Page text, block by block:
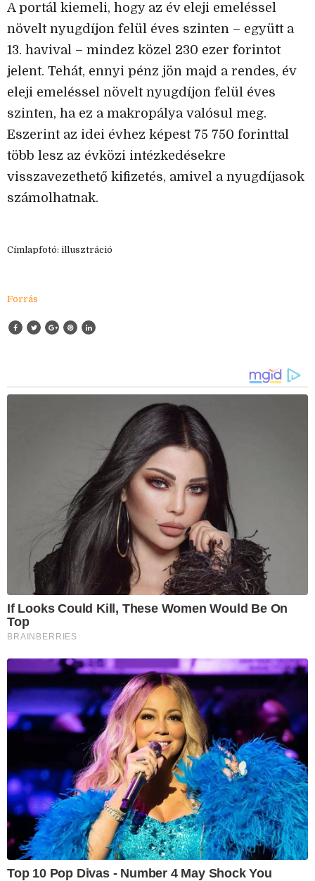
A portál kiemeli, hogy az év eleji emeléssel
növelt nyugdíjon felül éves szinten – együtt a
13. havival – mindez közel 230 ezer forintot
jelent. Tehát, ennyi pénz jön majd a rendes, év
eleji emeléssel növelt nyugdíjon felül éves
szinten, ha ez a makropálya valósul meg.
Eszerint az idei évhez képest 75 750 forinttal
több lesz az évközi intézkedésekre
visszavezethető kifizetés, amivel a nyugdíjasok
számolhatnak.
Címlapfotó: illusztráció
Forrás
If Looks Could Kill, These Women Would Be On
Top
BRAINBERRIES
Top 10 Pop Divas - Number 4 May Shock You